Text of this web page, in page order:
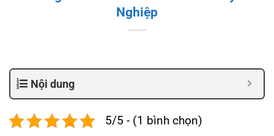
Nghiệp
Nội dung
5/5 - (1 bình chọn)